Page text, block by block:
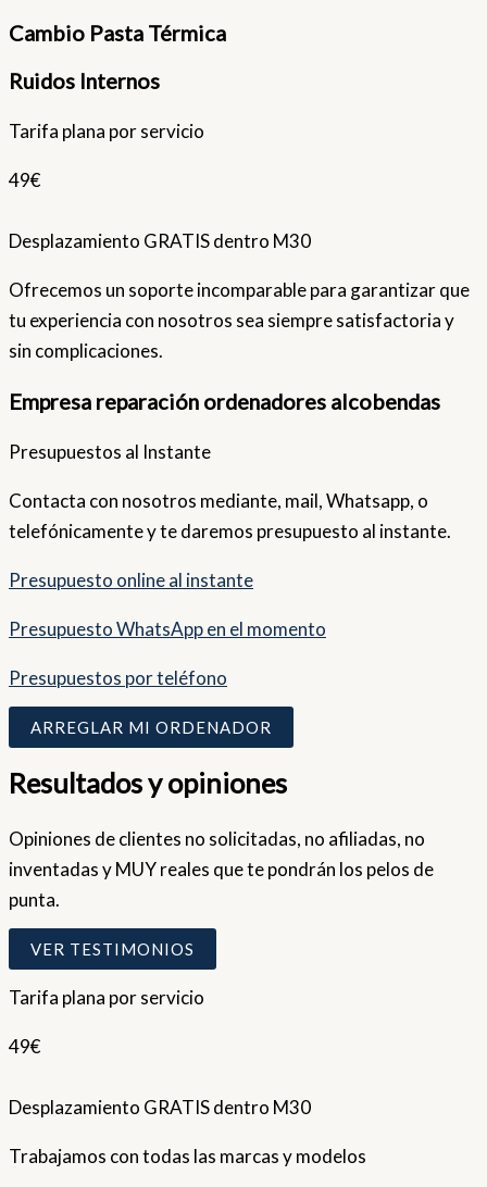
Cambio Pasta Térmica
Ruidos Internos
Tarifa plana por servicio
49€
Desplazamiento GRATIS dentro M30
Ofrecemos un soporte incomparable para garantizar que
tu experiencia con nosotros sea siempre satisfactoria y
sin complicaciones.
Empresa reparación ordenadores alcobendas
Presupuestos al Instante
Contacta con nosotros mediante, mail, Whatsapp, o
telefónicamente y te daremos presupuesto al instante.
Presupuesto online al instante
Presupuesto WhatsApp en el momento
Presupuestos por teléfono
ARREGLAR MI ORDENADOR
Resultados y opiniones
Opiniones de clientes no solicitadas, no afiliadas, no
inventadas y MUY reales que te pondrán los pelos de
punta.
VER TESTIMONIOS
Tarifa plana por servicio
49€
Desplazamiento GRATIS dentro M30
Trabajamos con todas las marcas y modelos